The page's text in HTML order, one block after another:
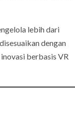
lebih dari
dengan
berbasis VR